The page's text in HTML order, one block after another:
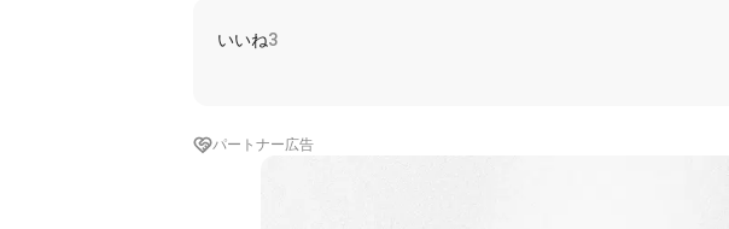
二人がもしもさめて 目を見りゃつれなくて
笑ってもっと baby むじゃきに on my mind
いいね3
パートナー広告